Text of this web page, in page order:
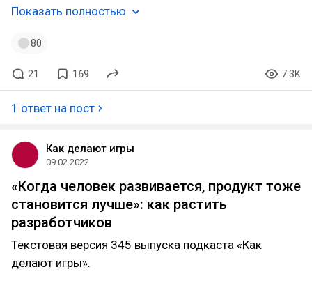
Показать полностью
80
21 169 7.3K
1 ответ на пост
Как делают игры
09.02.2022
«Когда человек развивается, продукт тоже
становится лучше»: как растить
разработчиков
Текстовая версия 345 выпуска подкаста «Как
делают игры».